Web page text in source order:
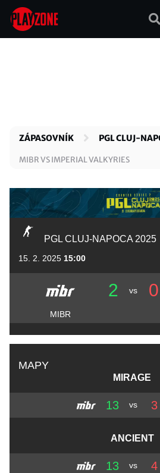
Přejít
hlavnímu
ZÁPASOVNÍK PGL CLUJ-
MIBR VS IMPERIAL VALKYRIES
PGL CLUJ-NAPOCA 2025
15. 2. 2025 15:00
2 vs 0
MIBR
MAPY
MIRAGE
13 vs 3
ANCIENT
13 vs 4